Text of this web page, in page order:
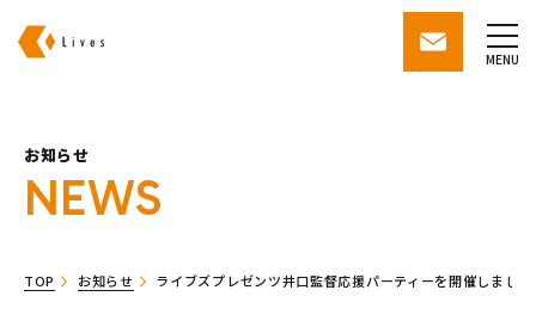
contactMENU
お知らせ
NEWS
TOP お知らせ ライブズプレゼンツ井口監督応援パーティーを開催しました